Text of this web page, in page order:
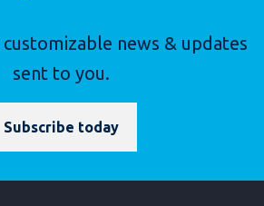
news & updates
sent to you.
Subscribe today